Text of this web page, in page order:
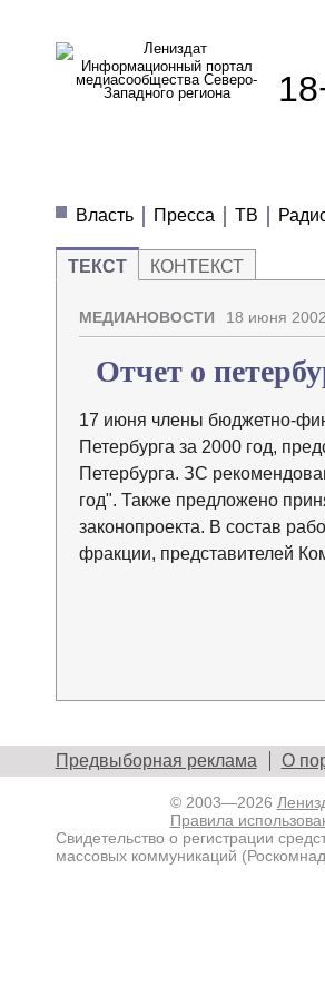
Информационный портал
медиасообщества Северо-
Западного региона
Власть
Пресса ТВ
ТЕКСТ КОНТЕКСТ
МЕДИАНОВОСТИ 18 июня
Отчет о
17 июня члены бюджетно-
Петербурга за 2000 год,
Петербурга. ЗС
год". Также предложено
законопроекта. В состав
фракции, представителей
Предвыборная реклама О
© 2003—2026
Правила
Свидетельство о регистрации
массовых коммуникаций